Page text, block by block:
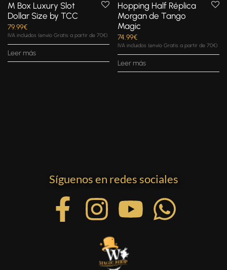
M Box Luxury Slot
Dollar Size by TCC
79.99€
IVA incluidos (envío Gratis a partir de 70€)
Leer más
Hopping Half Réplica
Morgan de Tango
Magic
74.99€
IVA incluidos (envío Gratis a partir de 70€)
Leer más
Síguenos en redes sociales